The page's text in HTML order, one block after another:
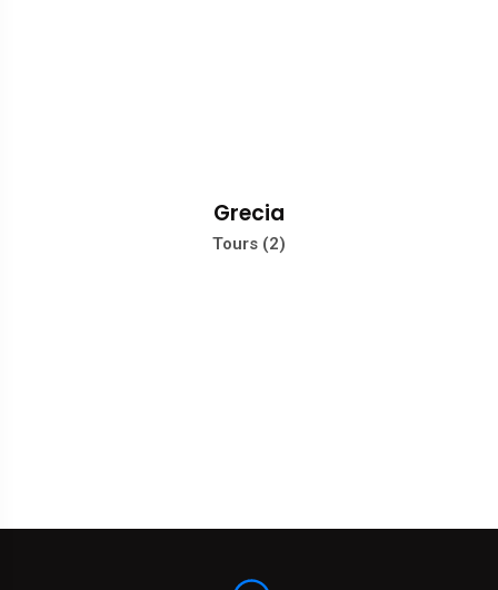
Grecia
Tours (2)